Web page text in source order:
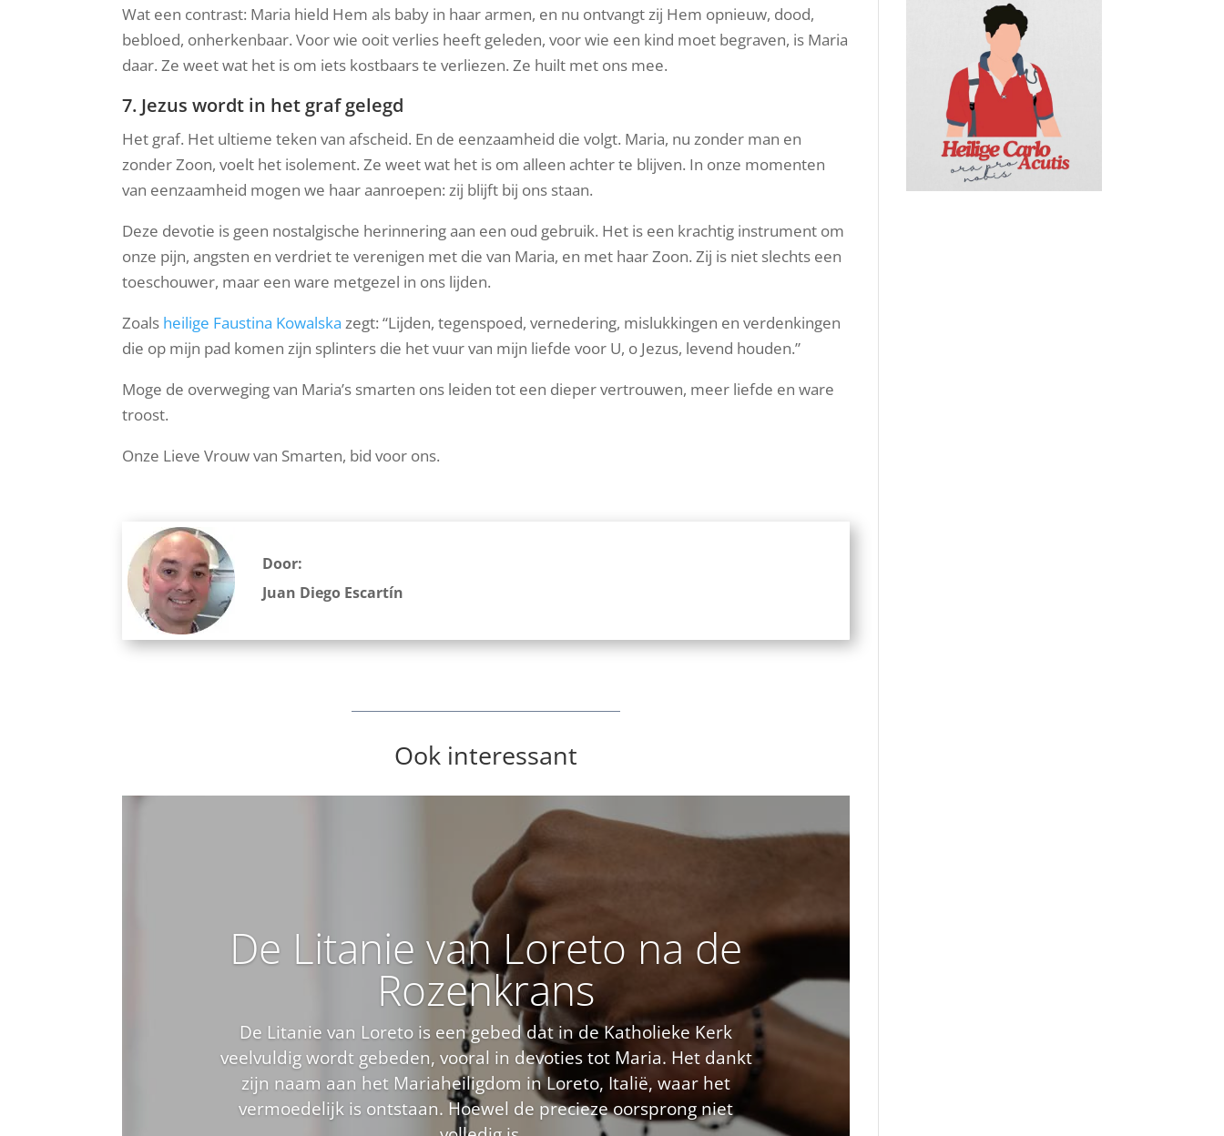
Wat een contrast: Maria hield Hem als baby in haar armen, en nu ontvangt zij Hem opnieuw, dood,
bebloed, onherkenbaar. Voor wie ooit verlies heeft geleden, voor wie een kind moet begraven, is Maria
daar. Ze weet wat het is om iets kostbaars te verliezen. Ze huilt met ons mee.
7. Jezus wordt in het graf gelegd
Het graf. Het ultieme teken van afscheid. En de eenzaamheid die volgt. Maria, nu zonder man en
zonder Zoon, voelt het isolement. Ze weet wat het is om alleen achter te blijven. In onze momenten
van eenzaamheid mogen we haar aanroepen: zij blijft bij ons staan.
Deze devotie is geen nostalgische herinnering aan een oud gebruik. Het is een krachtig instrument om
onze pijn, angsten en verdriet te verenigen met die van Maria, en met haar Zoon. Zij is niet slechts een
toeschouwer, maar een ware metgezel in ons lijden.
Zoals heilige Faustina Kowalska zegt: “Lijden, tegenspoed, vernedering, mislukkingen en verdenkingen
die op mijn pad komen zijn splinters die het vuur van mijn liefde voor U, o Jezus, levend houden.”
Moge de overweging van Maria’s smarten ons leiden tot een dieper vertrouwen, meer liefde en ware
troost.
Onze Lieve Vrouw van Smarten, bid voor ons.
Door:
Juan Diego Escartín
Ook interessant
De Litanie van Loreto na de
Rozenkrans
De Litanie van Loreto is een gebed dat in de Katholieke Kerk
veelvuldig wordt gebeden, vooral in devoties tot Maria. Het dankt
zijn naam aan het Mariaheiligdom in Loreto, Italië, waar het
vermoedelijk is ontstaan. Hoewel de precieze oorsprong niet